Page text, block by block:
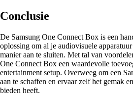
Conclusie
De Samsung One Connect Box is een
oplossing om al je audiovisuele
manier aan te sluiten. Met tal van
One Connect Box een waardevolle
entertainment setup. Overweeg om een
aan te schaffen en ervaar zelf het gemak
bieden heeft.